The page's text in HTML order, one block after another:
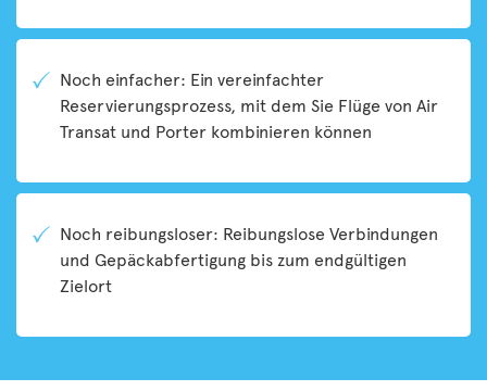
Noch einfacher: Ein vereinfachter
Reservierungsprozess, mit dem Sie Flüge von Air
Transat und Porter kombinieren können
Noch reibungsloser: Reibungslose Verbindungen
und Gepäckabfertigung bis zum endgültigen
Zielort